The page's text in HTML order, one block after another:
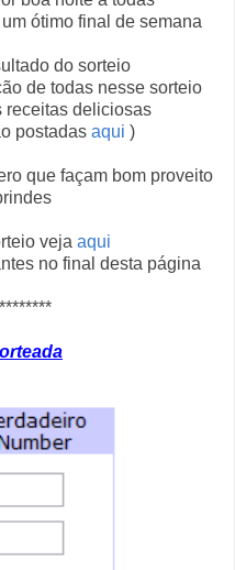
ótimo final de semana
do sorteio
de todas nesse sorteio
receitas deliciosas
postadas aqui )
que façam bom proveito
veja aqui
no final desta página